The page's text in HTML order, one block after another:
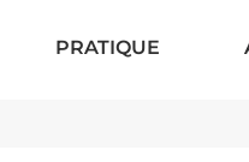
PRATIQUE